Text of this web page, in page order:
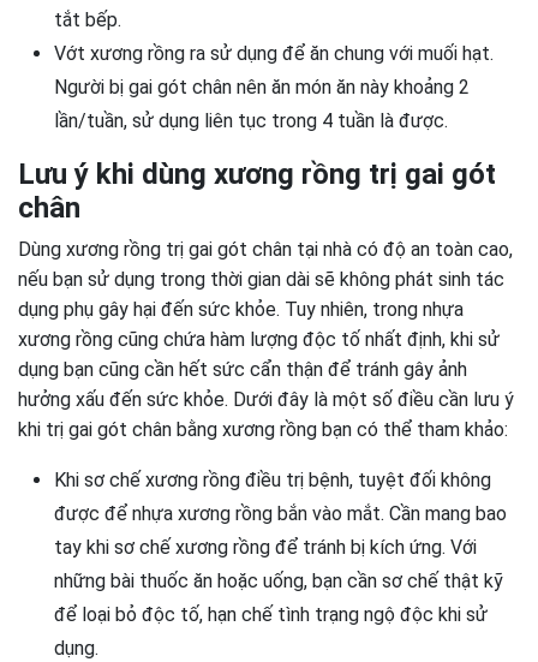
tắt bếp.
Vớt xương rồng ra sử dụng để ăn chung với muối hạt.
Người bị gai gót chân nên ăn món ăn này khoảng 2
lần/tuần, sử dụng liên tục trong 4 tuần là được.
Lưu ý khi dùng xương rồng trị gai gót
chân
Dùng xương rồng trị gai gót chân tại nhà có độ an toàn cao,
nếu bạn sử dụng trong thời gian dài sẽ không phát sinh tác
dụng phụ gây hại đến sức khỏe. Tuy nhiên, trong nhựa
xương rồng cũng chứa hàm lượng độc tố nhất định, khi sử
dụng bạn cũng cần hết sức cẩn thận để tránh gây ảnh
hưởng xấu đến sức khỏe. Dưới đây là một số điều cần lưu ý
khi trị gai gót chân bằng xương rồng bạn có thể tham khảo:
Khi sơ chế xương rồng điều trị bệnh, tuyệt đối không
được để nhựa xương rồng bắn vào mắt. Cần mang bao
tay khi sơ chế xương rồng để tránh bị kích ứng. Với
những bài thuốc ăn hoặc uống, bạn cần sơ chế thật kỹ
để loại bỏ độc tố, hạn chế tình trạng ngộ độc khi sử
dụng.